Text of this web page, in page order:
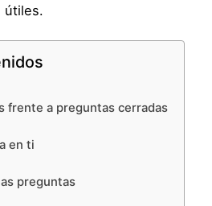
útiles.
frente a preguntas cerradas
en ti
preguntas